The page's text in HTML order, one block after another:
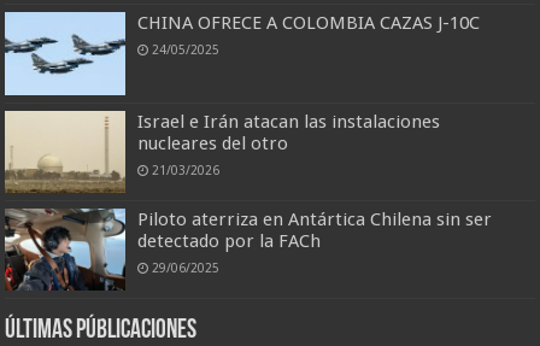
CHINA OFRECE A COLOMBIA CAZAS J-10C
24/05/2025
Israel e Irán atacan las instalaciones
nucleares del otro
21/03/2026
Piloto aterriza en Antártica Chilena sin ser
detectado por la FACh
29/06/2025
Últimas Públicaciones